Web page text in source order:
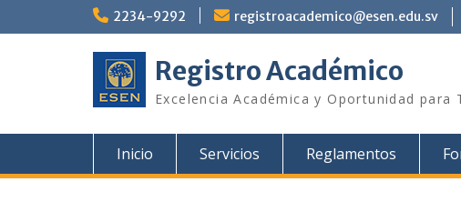
2234-9292 registroacademico@esen.edu.sv
Registro Académico
Excelencia Académica y Oportunidad para
Inicio Servicios Reglamentos